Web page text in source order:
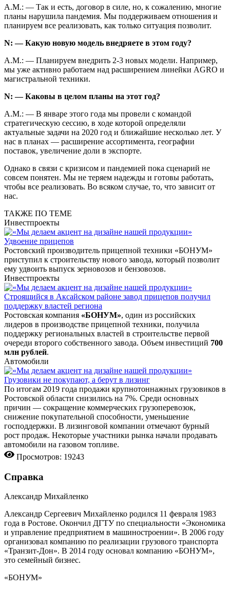
А.М.: — Так и есть, договор в силе, но, к сожалению, многие
планы нарушила пандемия. Мы поддерживаем отношения и
планируем все реализовать, как только ситуация позволит.
N: — Какую новую модель внедряете в этом году?
А.М.: — Планируем внедрить 2-3 новых модели. Например,
мы уже активно работаем над расширением линейки AGRO и
магистральной техники.
N: — Каковы в целом планы на этот год?
А.М.: — В январе этого года мы провели с командой
стратегическую сессию, в ходе которой определяли
актуальные задачи на 2020 год и ближайшие несколько лет. У
нас в планах — расширение ассортимента, географии
поставок, увеличение доли в экспорте.
Однако в связи с кризисом и пандемией пока сценарий не
совсем понятен. Мы не теряем надежды и готовы работать,
чтобы все реализовать. Во всяком случае, то, что зависит от
нас.
ТАКЖЕ ПО ТЕМЕ
Инвестпроекты
Удвоение прицепов
Ростовский производитель прицепной техники «БОНУМ»
приступил к строительству нового завода, который позволит
ему удвоить выпуск зерновозов и бензовозов.
Инвестпроекты
Строящийся в Аксайском районе завод прицепов получил
поддержку властей региона
Ростовская компания «БОНУМ», один из российских
лидеров в производстве прицепной техники, получила
поддержку региональных властей в строительстве первой
очереди второго собственного завода. Объем инвестиций 700
млн рублей.
Автомобили
Грузовики не покупают, а берут в лизинг
По итогам 2019 года продажи крупнотоннажных грузовиков в
Ростовской области снизились на 7%. Среди основных
причин — сокращение коммерческих грузоперевозок,
снижение покупательной способности, уменьшение
господдержки. В лизинговой компании отмечают бурный
рост продаж. Некоторые участники рынка начали продавать
автомобили на газовом топливе.
Просмотров: 19243
Справка
Александр Михайленко
Александр Сергеевич Михайленко родился 11 февраля 1983
года в Ростове. Окончил ДГТУ по специальности «Экономика
и управление предприятием в машиностроении». В 2006 году
организовал компанию по реализации грузового транспорта
«Транзит-Дон». В 2014 году основал компанию «БОНУМ»,
это семейный бизнес.
«БОНУМ»